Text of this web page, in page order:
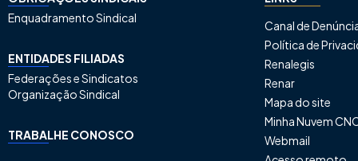
Enquadramento Sindical
ENTIDADES FILIADAS
Federações e Sindicatos
Organização Sindical
TRABALHE CONOSCO
Canal de
Política de
Renalegis
Renar
Mapa do site
Minha Nuvem
Webmail